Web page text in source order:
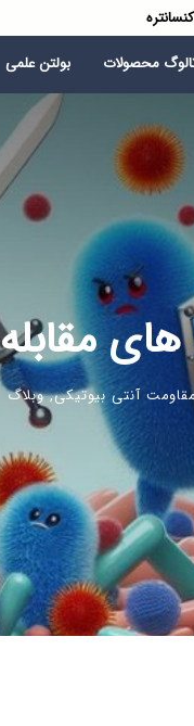
محصولات بولتن علمی
های
آنتی بیوتیکی,وبلاگ